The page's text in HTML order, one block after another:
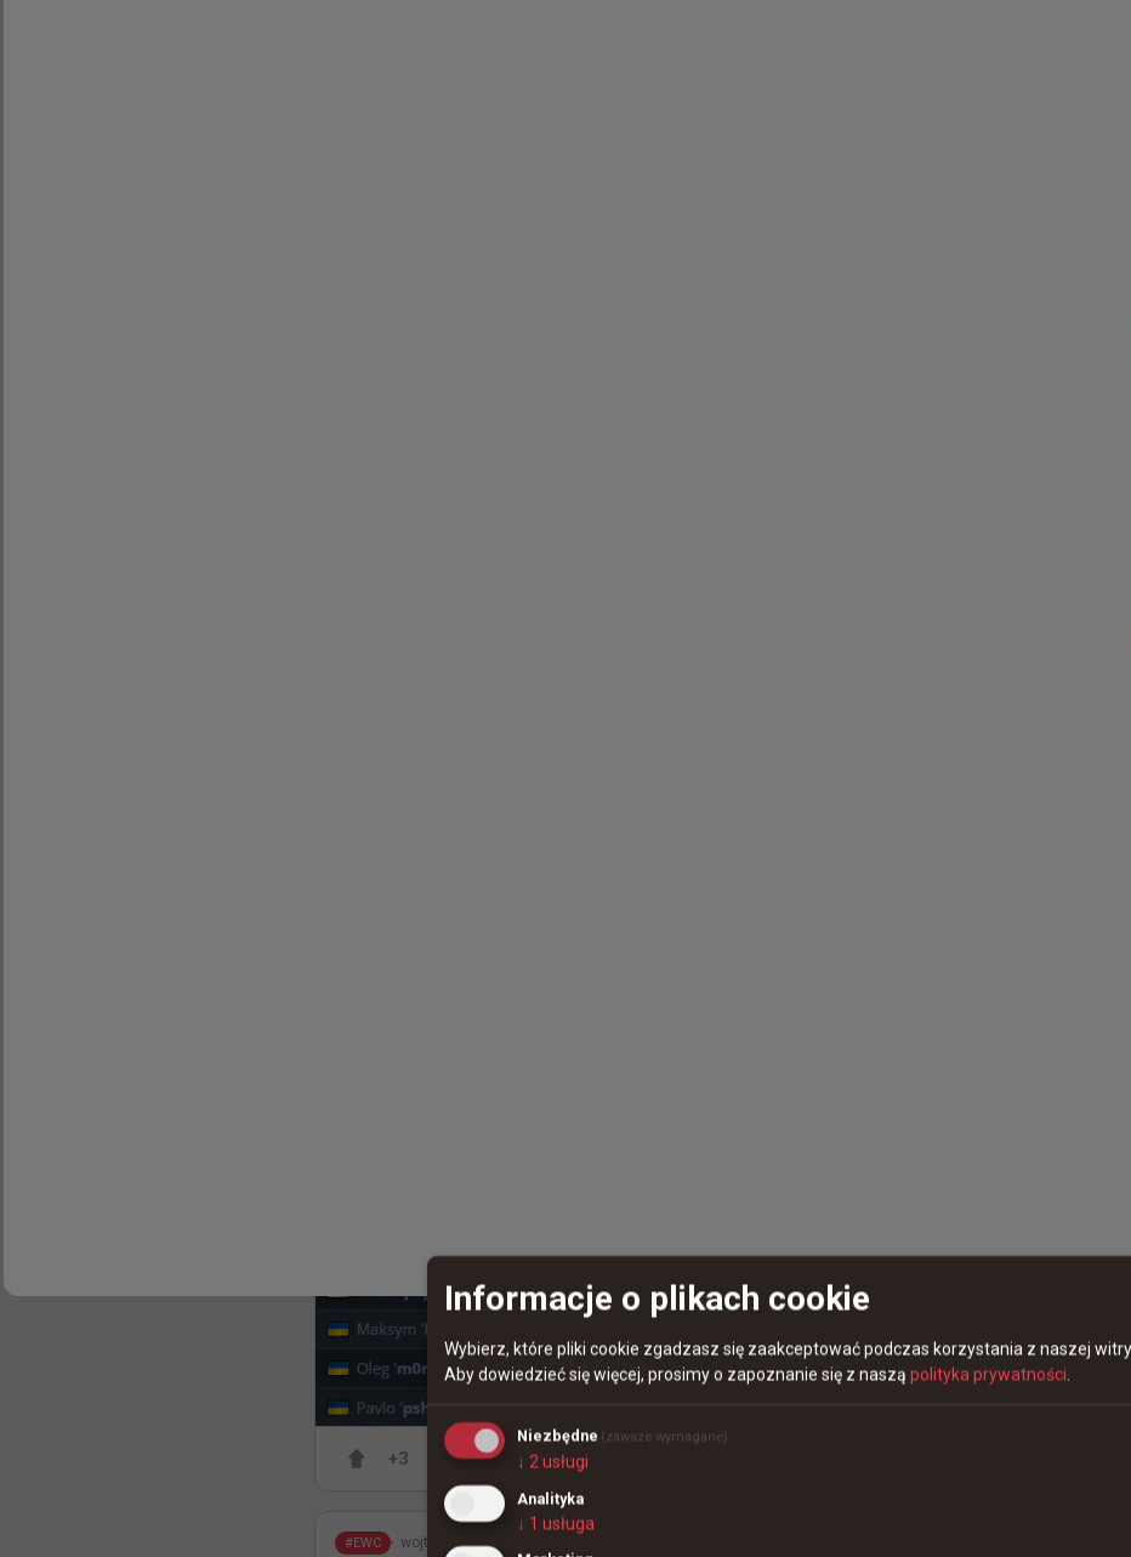
+3
#EWC wojteq 3 godziny temu
Informacje o plikach cookie
Wybierz, które pliki cookie zgadzasz się zaakceptować podczas korzystania z naszej
Aby dowiedzieć się więcej, prosimy o zapoznanie się z naszą polityka prywatności
Niezbędne (zawsze wymagane)
↓ 2 usługi
Analityka
↓ 1 usługa